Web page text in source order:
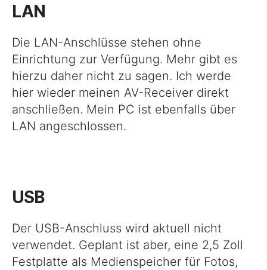
LAN
Die LAN-Anschlüsse stehen ohne
Einrichtung zur Verfügung. Mehr gibt es
hierzu daher nicht zu sagen. Ich werde
hier wieder meinen AV-Receiver direkt
anschließen. Mein PC ist ebenfalls über
LAN angeschlossen.
USB
Der USB-Anschluss wird aktuell nicht
verwendet. Geplant ist aber, eine 2,5 Zoll
Festplatte als Medienspeicher für Fotos,